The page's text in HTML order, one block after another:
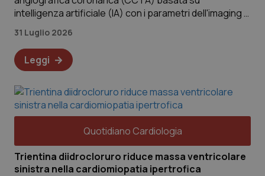
intelligenza artificiale (IA) con i parametri dell'imaging di
31 Luglio 2026
Leggi
Quotidiano Cardiologia
Trientina diidrocloruro riduce massa ventricolare
sinistra nella cardiomiopatia ipertrofica